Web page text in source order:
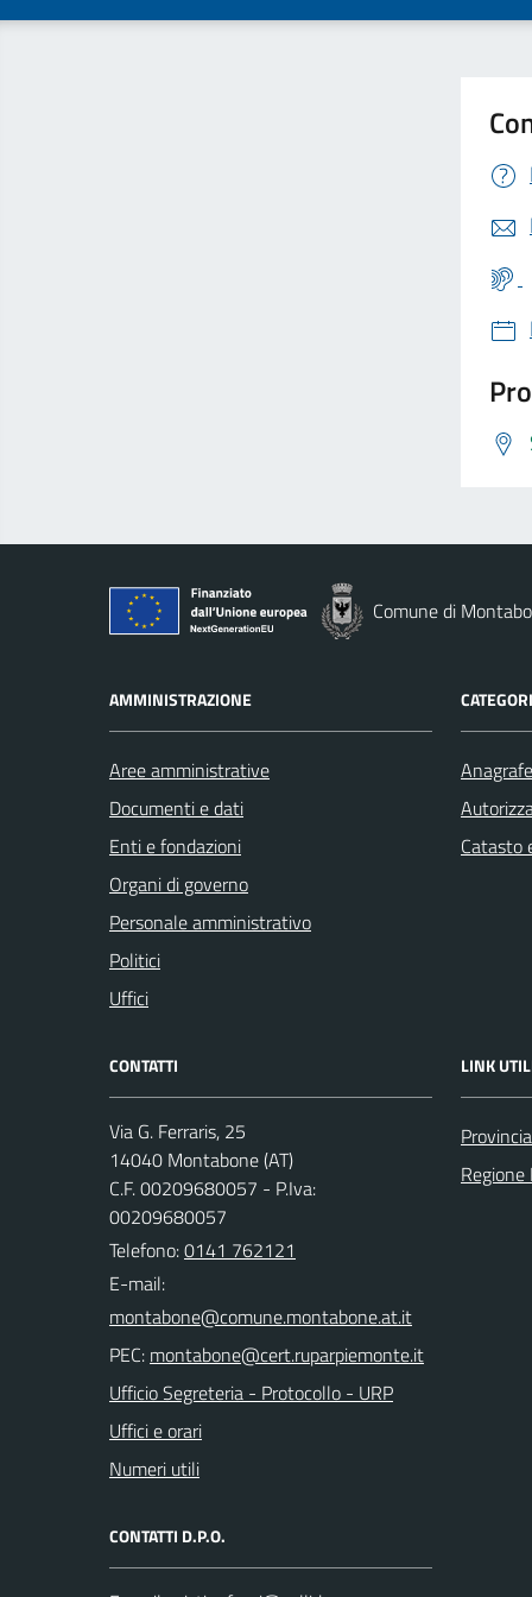
Comune di
AMMINISTRAZIONE
Aree amministrative
Documenti e dati
Enti e fondazioni
Organi di governo
Personale amministrativo
Politici
Uffici
Catasto
CONTATTI
Via G. Ferraris, 25
14040 Montabone (AT)
C.F. 00209680057 - P.Iva:
00209680057
Telefono:0141 762121
E-mail:
PEC:
Ufficio Segreteria - Protocollo - URP
Uffici e orari
Numeri utili
CONTATTI D.P.O.
LINK